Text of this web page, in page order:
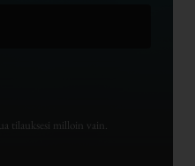
tilauksesi milloin vain.